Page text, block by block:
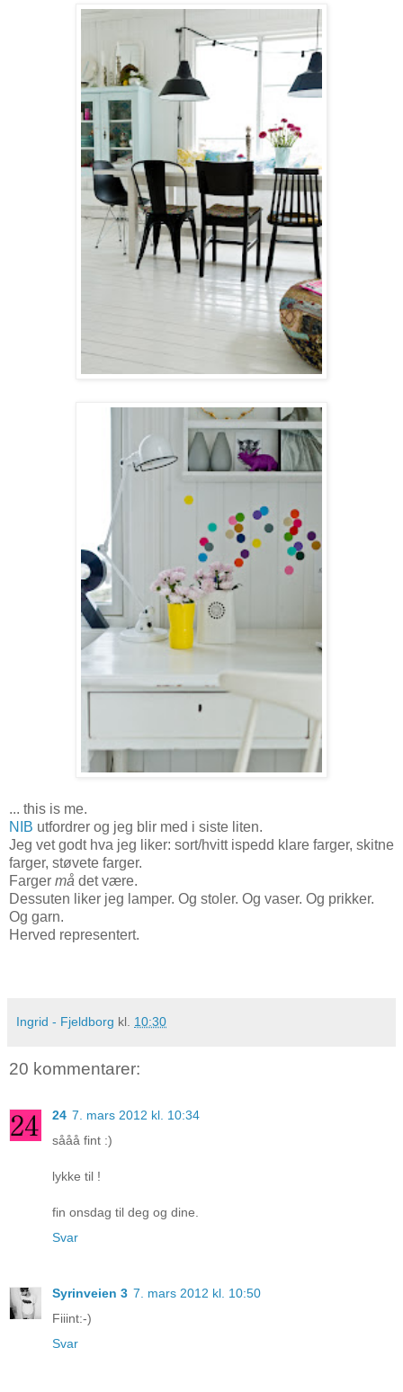
... this is me.
NIB utfordrer og jeg blir med i siste liten.
Jeg vet godt hva jeg liker: sort/hvitt ispedd klare farger, skitne
farger, støvete farger.
Farger må det være.
Dessuten liker jeg lamper. Og stoler. Og vaser. Og prikker.
Og garn.
Herved representert.
Ingrid - Fjeldborg kl. 10:30
20 kommentarer:
24 7. mars 2012 kl. 10:34
sååå fint :)
lykke til !
fin onsdag til deg og dine.
Svar
Syrinveien 3 7. mars 2012 kl. 10:50
Fiiint:-)
Svar